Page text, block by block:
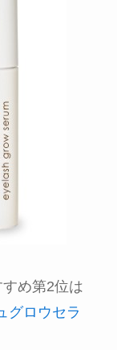
め第2位は
グロウセラ